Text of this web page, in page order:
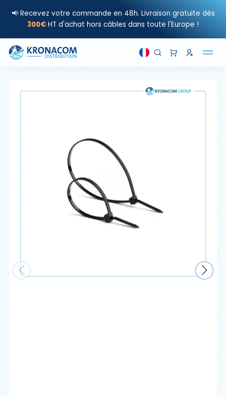
📢 Recevez votre commande en 48h. Livraison gratuite dès
300€ HT d'achat hors câbles dans toute l'Europe !